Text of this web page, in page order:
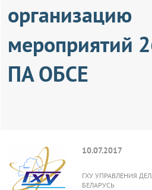
организацию
мероприятий
ПА ОБСЕ
10.07.2017
ГХУ УПРАВЛЕНИЯ
БЕЛАРУСЬ